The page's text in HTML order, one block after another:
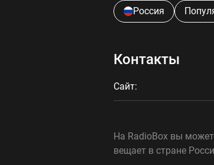
Россия
Контакты
Сайт:
На RadioBox вы
вещает в стране